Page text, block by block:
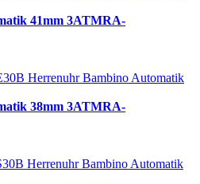
41mm 3ATMRA-
38mm 3ATMRA-